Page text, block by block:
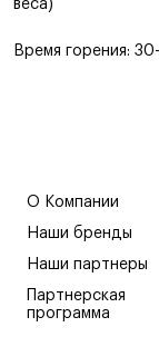
веса)
Время горения:
О Компании
Наши бренды
Наши партнеры
Партнерская
программа